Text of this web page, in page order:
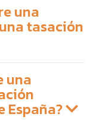
una
tasación
una
España?